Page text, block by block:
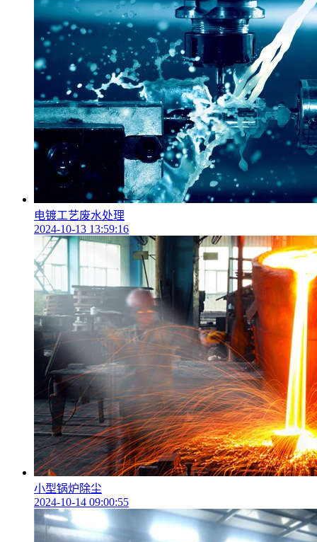
电镀工艺废水处理
2024-10-13 13:59:16
小型锅炉除尘
2024-10-14 09:00:55